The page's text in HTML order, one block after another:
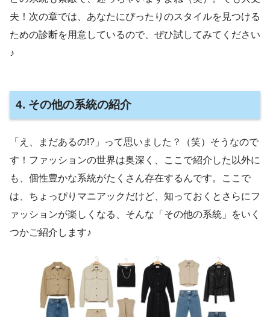
夫！次の章では、あなたにぴったりのスタイルを見つける
ための診断を用意しているので、ぜひ試してみてください
♪
4. その他の系統の紹介
「え、まだあるの!?」って思いました？（笑）そうなので
す！ファッションの世界は奥深く、ここで紹介した以外に
も、個性豊かな系統がたくさん存在するんです。ここで
は、ちょっぴりマニアックだけど、知っておくとさらにフ
ァッションが楽しくなる、そんな「その他の系統」をいく
つかご紹介します♪